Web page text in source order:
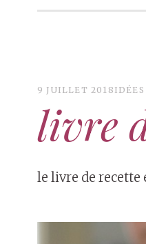
9 JUILLET 2018
livre
le livre de recette